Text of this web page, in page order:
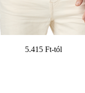
5.415 Ft-tól